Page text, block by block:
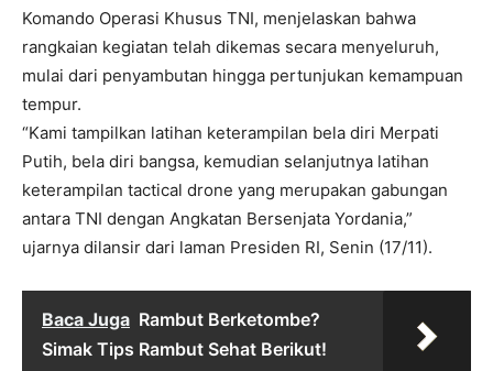
Komando Operasi Khusus TNI, menjelaskan bahwa
rangkaian kegiatan telah dikemas secara menyeluruh,
mulai dari penyambutan hingga pertunjukan kemampuan
tempur.
“Kami tampilkan latihan keterampilan bela diri Merpati
Putih, bela diri bangsa, kemudian selanjutnya latihan
keterampilan tactical drone yang merupakan gabungan
antara TNI dengan Angkatan Bersenjata Yordania,”
ujarnya dilansir dari laman Presiden RI, Senin (17/11).
Baca Juga Rambut Berketombe?
Simak Tips Rambut Sehat Berikut!